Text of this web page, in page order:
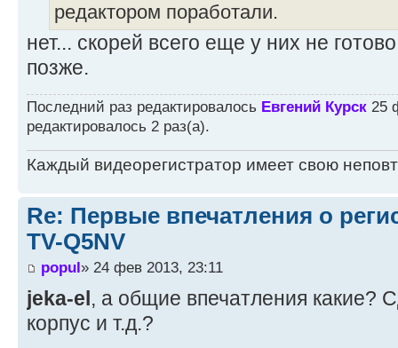
редактором поработали.
нет... скорей всего еще у них не
позже.
Последний раз редактировалось Евгений Курск 25
редактировалось 2 раз(а).
Каждый видеорегистратор имеет свою
Re: Первые впечатления о
TV-Q5NV
popul» 24 фев 2013, 23:11
jeka-el , а общие впечатления какие?
корпус и т.д.?